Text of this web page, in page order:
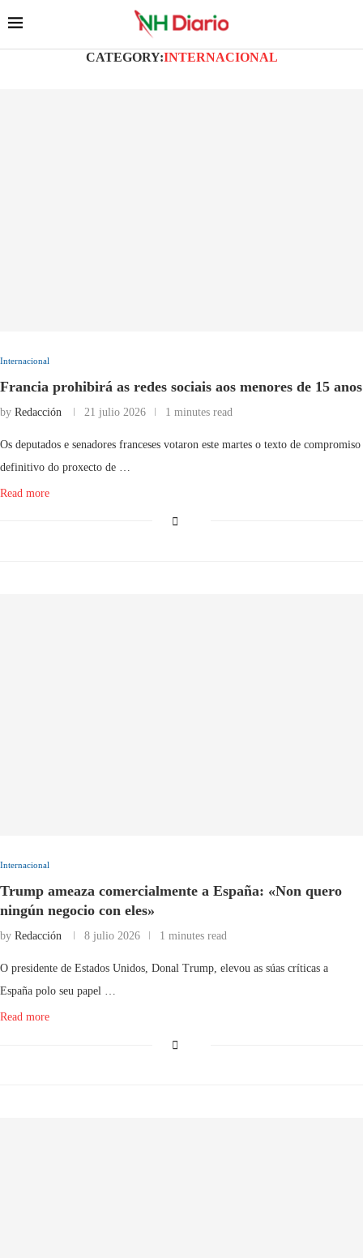
CATEGORY:INTERNACIONAL
Internacional
Francia prohibirá as redes sociais aos menores de 15 anos
by Redacción 21 julio 2026 1 minutes read
Os deputados e senadores franceses votaron este martes o texto de compromiso
definitivo do proxecto de …
Read more
Internacional
Trump ameaza comercialmente a España: «Non quero
ningún negocio con eles»
by Redacción 8 julio 2026 1 minutes read
O presidente de Estados Unidos, Donal Trump, elevou as súas críticas a
España polo seu papel …
Read more